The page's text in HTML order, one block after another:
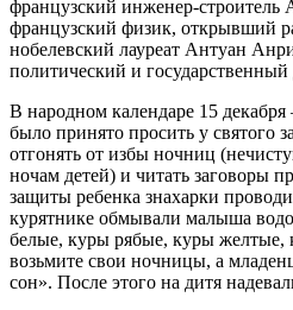
французский инженер-строитель
французский физик, открывший
нобелевский лауреат Антуан
политический и государственный
В народном календаре 15
было принято просить у святого
отгонять от избы ночниц
ночам детей) и читать заговоры
защиты ребенка знахарки
курятнике обмывали малыша
белые, куры рябые, куры желтые,
возьмите свои ночницы, а
сон». После этого на дитя